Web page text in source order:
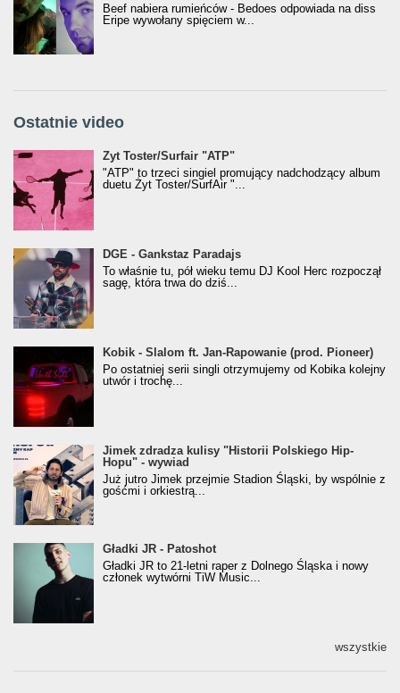
Beef nabiera rumieńców - Bedoes odpowiada na diss
Eripe wywołany spięciem w...
Ostatnie video
Żyt Toster/SurfAir - ATP VIDEO
Żyt Toster/Surfair "ATP"
"ATP" to trzeci singiel promujący nadchodzący album
duetu Żyt Toster/SurfAir "...
donGURALesko z nagrodą za
Klasyczny/Trueschoolowy Album Roku
(Popkillery 2023)
DGE - Gankstaz Paradajs
To właśnie tu, pół wieku temu DJ Kool Herc rozpoczął
sagę, która trwa do dziś...
Kobik - Slalom ft. Jan-Rapowanie (prod. Pioneer)
[Official Music Visualiser]
Kobik - Slalom ft. Jan-Rapowanie (prod. Pioneer)
Po ostatniej serii singli otrzymujemy od Kobika kolejny
utwór i trochę...
Jimek zdradza kulisy "Historii Polskiego Hip-
Hopu" - wywiad
Jimek zdradza kulisy "Historii Polskiego Hip-
Hopu" - wywiad
Już jutro Jimek przejmie Stadion Śląski, by wspólnie z
gośćmi i orkiestrą...
Gładki JR - Patoshot
Gładki JR - Patoshot
Gładki JR to 21-letni raper z Dolnego Śląska i nowy
członek wytwórni TiW Music...
wszystkie